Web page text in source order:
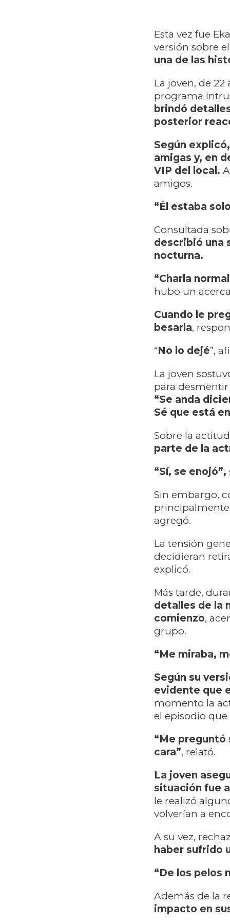
Esta vez fue
versión sobre
una de las
La joven, de
programa
brindó
posterior
Según
amigas y, en
VIP del local.
amigos.
“Él estaba
Consultada
describió una
nocturna.
“Charla
hubo un
Cuando le
besarla,
“No lo dejé”,
La joven
para desmentir
“Se anda
Sé que está
Sobre la
parte de la
“Sí, se enojó”,
Sin embargo,
agregó.
La tensión
decidieran
explicó.
Más tarde,
detalles de la
comienzo,
grupo.
“Me miraba,
Según su
evidente que
momento la
el episodio
“Me preguntó
cara”, relató.
La joven
situación fue
le realizó
volverían a
A su vez,
haber sufrido
“De los pelos
Además de la
impacto en